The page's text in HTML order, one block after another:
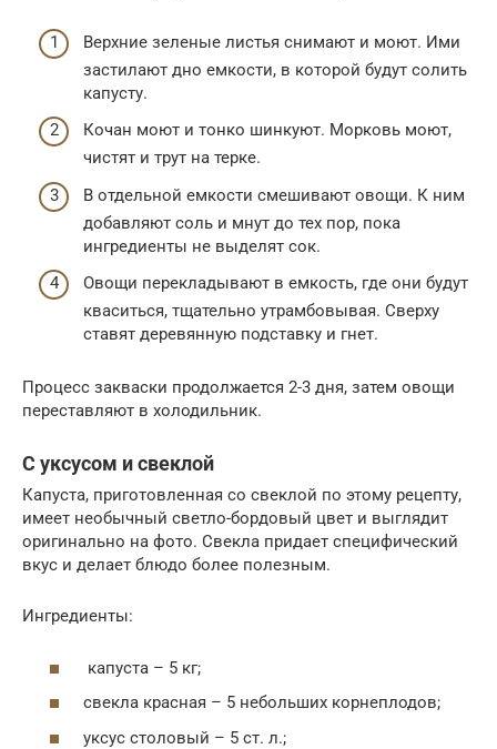
Верхние зеленые листья снимают и моют. Ими
застилают дно емкости, в которой будут солить
капусту.
Кочан моют и тонко шинкуют. Морковь моют,
чистят и трут на терке.
В отдельной емкости смешивают овощи. К ним
добавляют соль и мнут до тех пор, пока
ингредиенты не выделят сок.
Овощи перекладывают в емкость, где они будут
кваситься, тщательно утрамбовывая. Сверху
ставят деревянную подставку и гнет.
Процесс закваски продолжается 2-3 дня, затем овощи
переставляют в холодильник.
С уксусом и свеклой
Капуста, приготовленная со свеклой по этому рецепту,
имеет необычный светло-бордовый цвет и выглядит
оригинально на фото. Свекла придает специфический
вкус и делает блюдо более полезным.
Ингредиенты:
капуста – 5 кг;
свекла красная – 5 небольших корнеплодов;
уксус столовый – 5 ст. л.;